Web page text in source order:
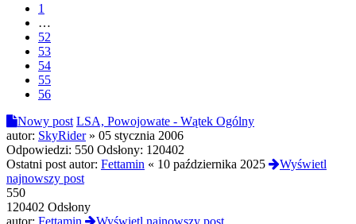
1
…
52
53
54
55
56
Nowy post LSA, Powojowate - Wątek Ogólny
autor: SkyRider» 05 stycznia 2006
Odpowiedzi: 550 Odsłony: 120402
Ostatni post autor: Fettamin « 10 października 2025
Wyświetl
najnowszy post
550
120402 Odsłony
autor: Fettamin
Wyświetl najnowszy post